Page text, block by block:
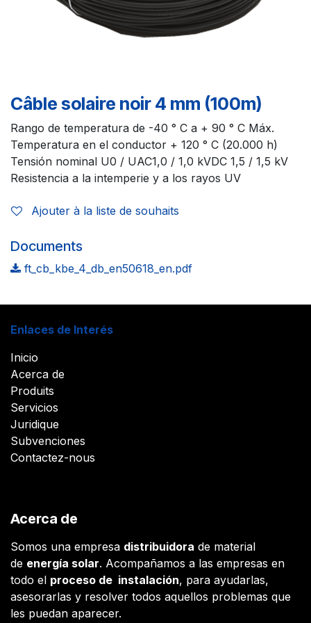
Câble solaire noir 4 mm (100m)
Rango de temperatura de -40 ° C a + 90 ° C Máx.
Temperatura en el conductor + 120 ° C (20.000 h)
Tensión nominal U0 / UAC1,0 / 1,0 kVDC 1,5 / 1,5 kV
Resistencia a la intemperie y a los rayos UV
Ajouter à la liste de souhaits
Documents
ft_cb_kbe_4_db_en50618_en.pdf
Enlaces de Interés
Inicio
Acerca de
Produits
Servicios
Juridique
Subvenciones
Contactez-nous
Acerca de
Somos una empresa distribuidora de material
de energía solar. Acompañamos a las empresas en
todo el proceso de instalación, para ayudarlas,
asesorarlas y resolver todos aquellos problemas que
les puedan aparecer.